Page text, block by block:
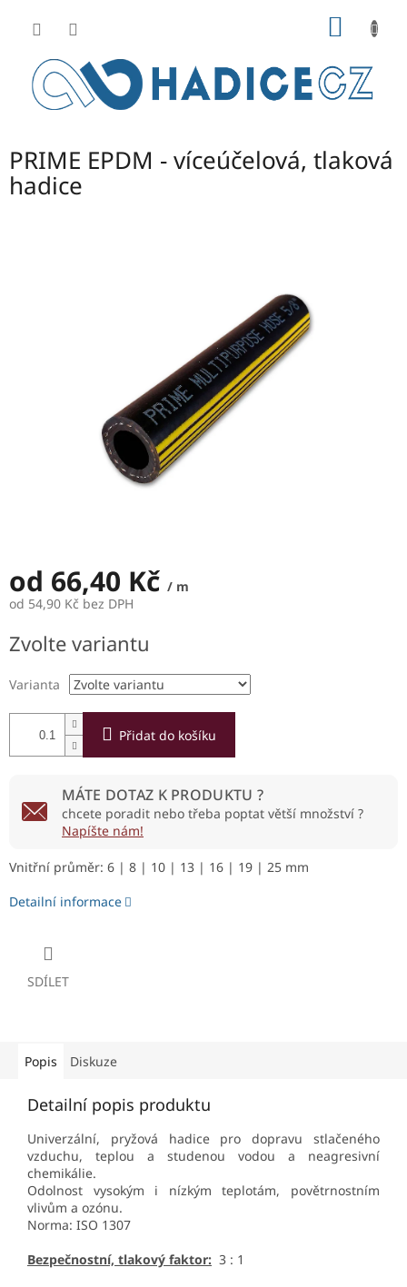
PRIME EPDM - víceúčelová, tlaková
hadice
od 66,40 Kč / m
od 54,90 Kč bez DPH
cena:
Zvolte variantu
Varianta
Přidat do košíku
MÁTE DOTAZ K PRODUKTU ?
chcete poradit nebo třeba poptat větší množství ?
Napíšte nám!
Vnitřní průměr: 6 | 8 | 10 | 13 | 16 | 19 | 25 mm
Detailní informace
SDÍLET
Popis Diskuze
Detailní popis produktu
Univerzální, pryžová hadice pro dopravu stlačeného
vzduchu, teplou a studenou vodou a neagresivní
chemikálie.
Odolnost vysokým i nízkým teplotám, povětrnostním
vlivům a ozónu.
Norma: ISO 1307
Bezpečnostní, tlakový faktor: 3 : 1